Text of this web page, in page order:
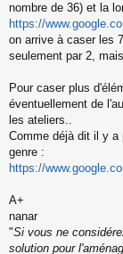
e
n
o
n
nombre de 36) et la
https://
on arrive à caser les
seulement par 2,
Pour caser plus
éventuellement de
les ateliers..
Comme déjà dit il y a
genre :
https://
A+
nanar
"Si vous ne
solution pour